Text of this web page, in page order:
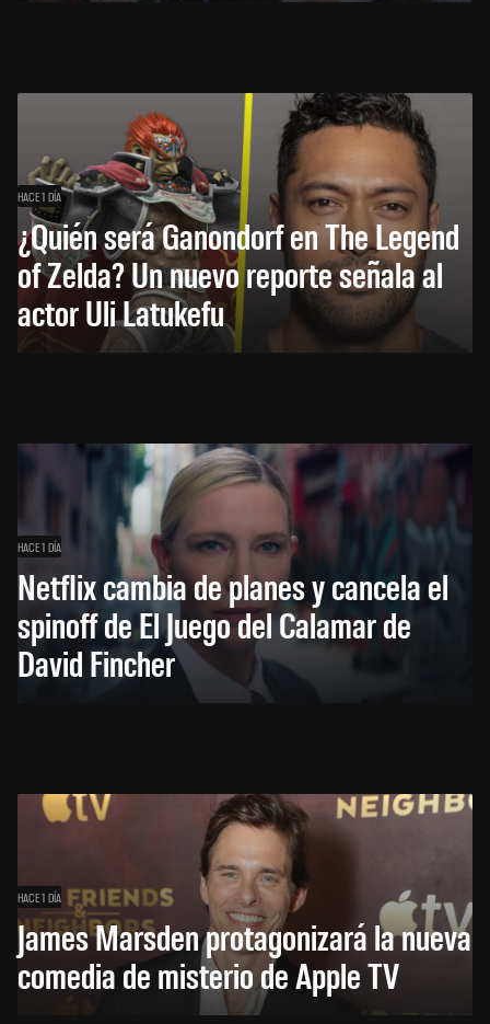
HACE 1 DÍA
¿Quién será Ganondorf en The Legend
of Zelda? Un nuevo reporte señala al
actor Uli Latukefu
HACE 1 DÍA
Netflix cambia de planes y cancela el
spinoff de El Juego del Calamar de
David Fincher
HACE 1 DÍA
James Marsden protagonizará la nueva
comedia de misterio de Apple TV